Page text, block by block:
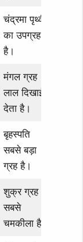
चंद्रमा पृथ्वी
का उपग्रह
है।
मंगल ग्रह
लाल दिखाई
देता है।
बृहस्पति
सबसे बड़ा
ग्रह है।
शुक्र ग्रह
सबसे
चमकीला है।